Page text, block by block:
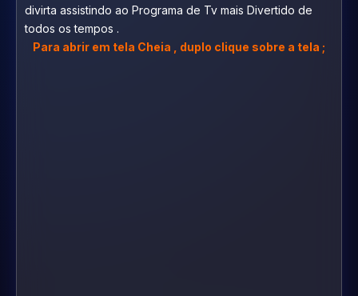
divirta assistindo ao Programa de Tv mais Divertido de
todos os tempos .
Para abrir em tela Cheia , duplo clique sobre a tela ;